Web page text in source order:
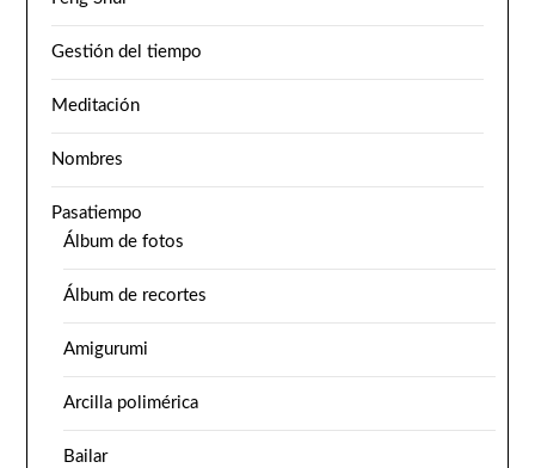
Gestión del tiempo
Meditación
Nombres
Pasatiempo
Álbum de fotos
Álbum de recortes
Amigurumi
Arcilla polimérica
Bailar